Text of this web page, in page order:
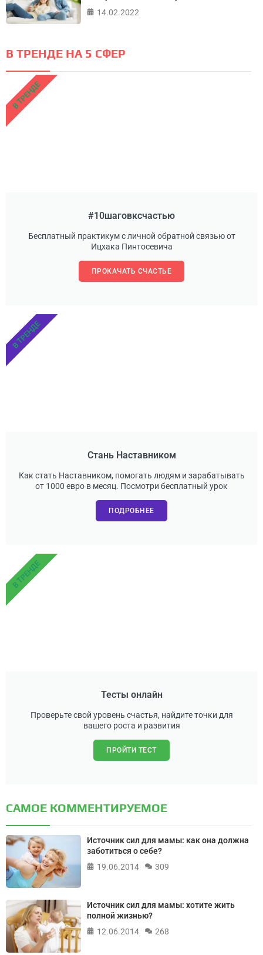
14.02.2022
В ТРЕНДЕ НА 5 СФЕР
#10шаговксчастью
Бесплатный практикум с личной обратной связью от
Ицхака Пинтосевича
ПРОКАЧАТЬ СЧАСТЬЕ
В ТРЕНДЕ
Стань Наставником
Как стать Наставником, помогать людям и зарабатывать
от 1000 евро в месяц. Посмотри бесплатный урок
ПОДРОБНЕЕ
В ТРЕНДЕ
Тесты онлайн
Проверьте свой уровень счастья, найдите точки для
вашего роста и развития
ПРОЙТИ ТЕСТ
В ТРЕНДЕ
САМОЕ КОММЕНТИРУЕМОЕ
Источник сил для мамы: как она должна
заботиться о себе?
19.06.2014
309
Источник сил для мамы: хотите жить
полной жизнью?
12.06.2014
268